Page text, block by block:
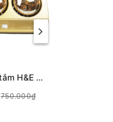
Đèn sưởi nhà tắm H&E Cook 3 bóng HE03D
750.000₫